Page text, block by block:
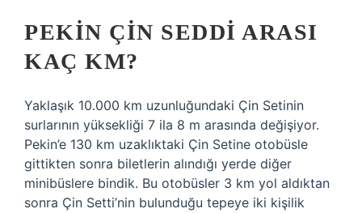
PEKIN ÇIN SEDDI ARASI
KAÇ KM?
Yaklaşık 10.000 km uzunluğundaki Çin Setinin
surlarının yüksekliği 7 ila 8 m arasında değişiyor.
Pekin’e 130 km uzaklıktaki Çin Setine otobüsle
gittikten sonra biletlerin alındığı yerde diğer
minibüslere bindik. Bu otobüsler 3 km yol aldıktan
sonra Çin Setti’nin bulunduğu tepeye iki kişilik